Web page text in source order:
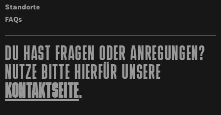
Standorte
FAQs
DU HAST FRAGEN ODER ANREGUNGEN?
NUTZE BITTE HIERFÜR UNSERE
KONTAKTSEITE.